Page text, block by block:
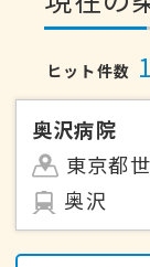
ヒット件数 1
奥沢病院
東京都
奥沢